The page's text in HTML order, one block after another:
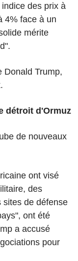
des prix à
4% face à un
mérite
Donald Trump,
détroit d'Ormuz
de nouveaux
ont visé
des
sites de défense
ont été
a accusé
pour